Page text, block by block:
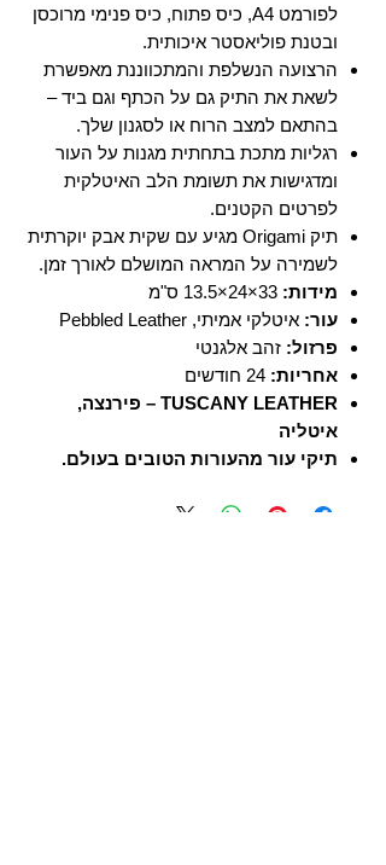
לפורמט A4, כיס פתוח, כיס פנימי מרוכסן
ובטנת פוליאסטר איכותית.
הרצועה הנשלפת והמתכווננת מאפשרת
לשאת את התיק גם על הכתף וגם ביד –
בהתאם למצב הרוח או לסגנון שלך.
רגליות מתכת בתחתית מגנות על העור
ומדגישות את תשומת הלב האיטלקית
לפרטים הקטנים.
תיק Origami מגיע עם שקית אבק יוקרתית
לשמירה על המראה המושלם לאורך זמן.
מידות:
עור: איטלקי אמיתי, Pebbled Leather
פרזול: זהב אלגנטי
אחריות:
TUSCANY LEATHER – פירנצה,
איטליה
תיקי עור מהעורות הטובים בעולם.